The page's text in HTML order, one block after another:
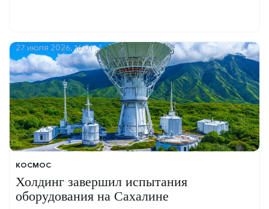
КОСМОС
Холдинг завершил испытания
оборудования на Сахалине
27 июля 2026, 16:01